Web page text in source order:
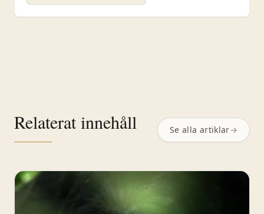
Relaterat innehåll Se alla artiklar→